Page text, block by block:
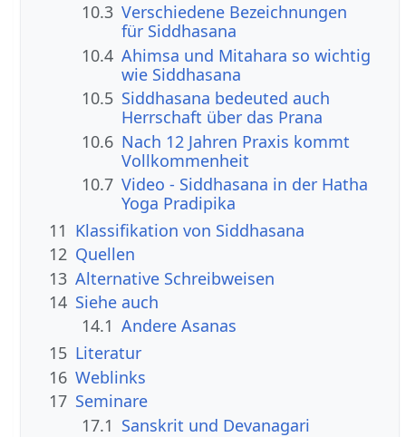
10.3 Verschiedene Bezeichnungen
für Siddhasana
10.4 Ahimsa und Mitahara so wichtig
wie Siddhasana
10.5 Siddhasana bedeuted auch
Herrschaft über das Prana
10.6 Nach 12 Jahren Praxis kommt
Vollkommenheit
10.7 Video - Siddhasana in der Hatha
Yoga Pradipika
11 Klassifikation von Siddhasana
12 Quellen
13 Alternative Schreibweisen
14 Siehe auch
14.1 Andere Asanas
15 Literatur
16 Weblinks
17 Seminare
17.1 Sanskrit und Devanagari